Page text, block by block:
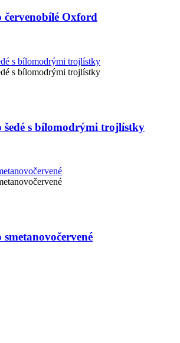
Oxford
šedé s bílomodrými trojlístky